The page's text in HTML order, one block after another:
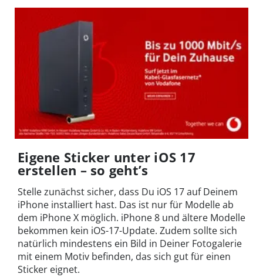
Eigene Sticker unter iOS 17
erstellen – so geht’s
Stelle zunächst sicher, dass Du iOS 17 auf Deinem
iPhone installiert hast. Das ist nur für Modelle ab
dem iPhone X möglich. iPhone 8 und ältere Modelle
bekommen kein iOS-17-Update. Zudem sollte sich
natürlich mindestens ein Bild in Deiner Fotogalerie
mit einem Motiv befinden, das sich gut für einen
Sticker eignet.